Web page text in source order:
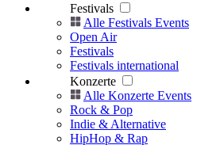
Festivals
Alle Festivals Events
Open Air
Festivals
Festivals international
Konzerte
Alle Konzerte Events
Rock & Pop
Indie & Alternative
HipHop & Rap